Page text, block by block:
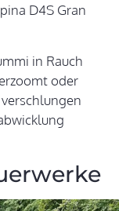
D4S Gran
in Rauch
oder